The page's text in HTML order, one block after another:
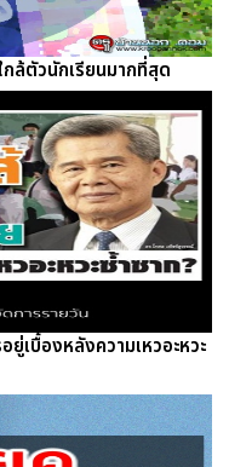
กล้ตัวนักเรียนมากที่สุด
ยู่เบื้องหลังความเหวอะหวะ